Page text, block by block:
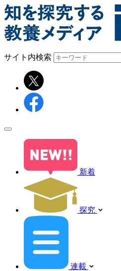
サイト内検索
新着
探究
連載